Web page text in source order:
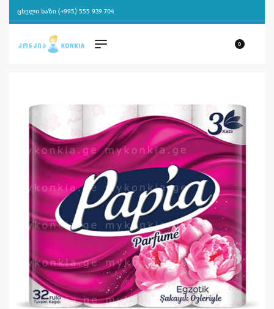
ცხელი ხაზი (+995) 555 939 704
0